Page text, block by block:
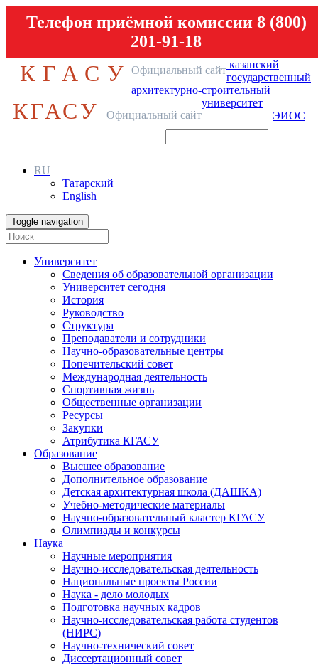
Телефон приёмной комиссии 8 (800)
201-91-18
КГАСУ Официальный сайт казанский
государственный
архитектурно-строительный
университет
КГАСУ Официальный сайт ЭИОС
RU
Татарский
English
Toggle navigation
Университет
Сведения об образовательной организации
Университет сегодня
История
Руководство
Структура
Преподаватели и сотрудники
Научно-образовательные центры
Попечительский совет
Международная деятельность
Спортивная жизнь
Общественные организации
Ресурсы
Закупки
Атрибутика КГАСУ
Образование
Высшее образование
Дополнительное образование
Детская архитектурная школа (ДАШКА)
Учебно-методические материалы
Научно-образовательный кластер КГАСУ
Олимпиады и конкурсы
Наука
Научные мероприятия
Научно-исследовательская деятельность
Национальные проекты России
Наука - дело молодых
Подготовка научных кадров
Научно-исследовательская работа студентов
(НИРС)
Научно-технический совет
Диссертационный совет